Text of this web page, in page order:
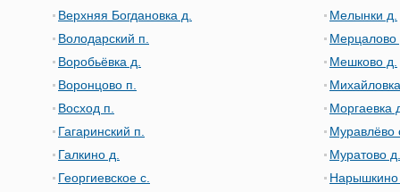
Верхняя Богдановка д.
Володарский п.
Воробьёвка д.
Воронцово п.
Восход п.
Гагаринский п.
Галкино д.
Георгиевское с.
Мелынки д.
Мерцалово
Мешково д.
Моргаевка
Муравлёво
Муратово д.
Нарышкино